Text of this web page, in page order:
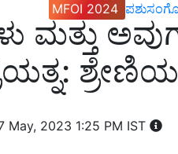
MFOI 2024
ಮತ್ತು
May, 2023 1:25 PM IST